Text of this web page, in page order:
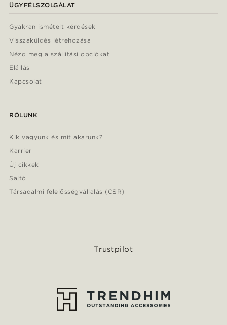
ÜGYFÉLSZOLGÁLAT
Gyakran ismételt kérdések
Visszaküldés létrehozása
Nézd meg a szállítási opciókat
Elállás
Kapcsolat
RÓLUNK
Kik vagyunk és mit akarunk?
Karrier
Új cikkek
Sajtó
Társadalmi felelősségvállalás (CSR)
Trustpilot